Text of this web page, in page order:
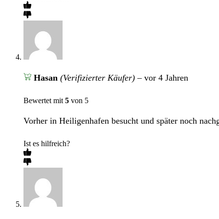
Hasan (Verifizierter Käufer) – vor 4 Jahren
Bewertet mit 5 von 5
Vorher in Heiligenhafen besucht und später noch
Ist es hilfreich?